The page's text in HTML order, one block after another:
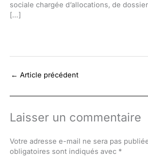
sociale chargée d’allocations, de
[…]
← Article précédent
Laisser un commentaire
Votre adresse e-mail ne sera pas
obligatoires sont indiqués avec *